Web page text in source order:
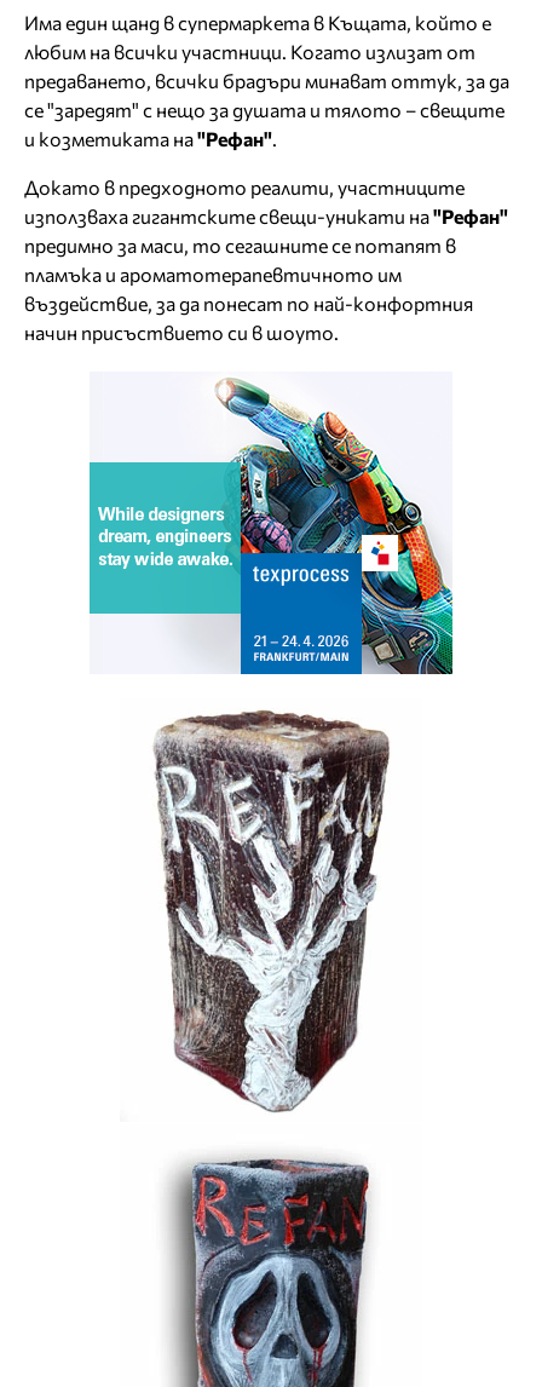
Има един щанд в супермаркета в Къщата, който е
любим на всички участници. Когато излизат от
предаването, всички брадъри минават оттук, за да
се "заредят" с нещо за душата и тялото – свещите
и козметиката на"Рефан"
Докато в предходното реалити, участниците
използваха гигантските свещи-уникати на"Рефан"
предимно за маси, то сегашните се потапят в
пламъка и ароматотерапевтичното им
въздействие, за да понесат по най-конфортния
начин присъствието си в шоуто.